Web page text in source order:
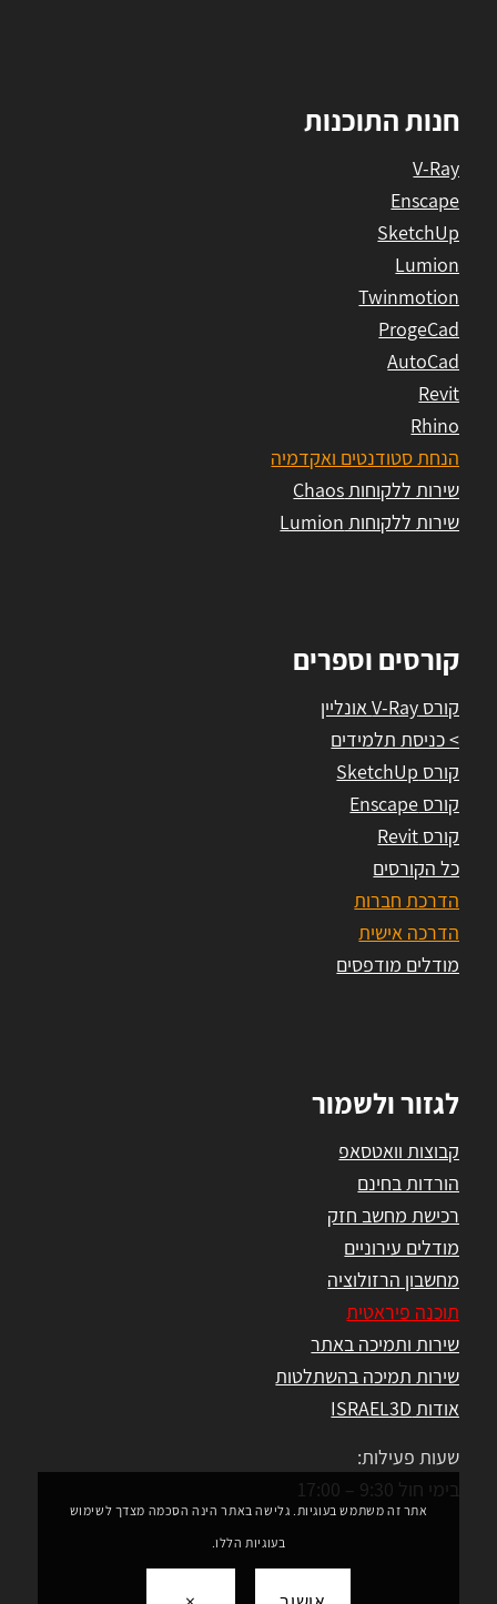
חנות התוכנות
V-Ray
Enscape
SketchUp
Lumion
Twinmotion
ProgeCad
AutoCad
Revit
Rhino
הנחת סטודנטים ואקדמיה
שירות ללקוחות Chaos
שירות ללקוחות Lumion
קורסים וספרים
קורס V-Ray אונליין
> כניסת תלמידים
קורס SketchUp
קורס Enscape
קורס Revit
כל הקורסים
הדרכת חברות
הדרכה אישית
מודלים מודפסים
לגזור ולשמור
קבוצות וואטסאפ
הורדות בחינם
רכישת מחשב חזק
מודלים עירוניים
מחשבון הרזולוציה
תוכנה פיראטית
שירות ותמיכה באתר
שירות תמיכה בהשתלטות
אודות ISRAEL3D
שעות פעילות:
בימי חול 9:30 – 17:00
אתר זה משתמש בעוגיות. גלישה באתר הינה הסכמה מצדך לשימוש
בעוגיות הללו.